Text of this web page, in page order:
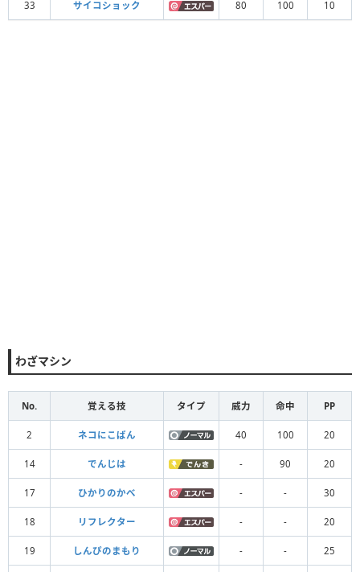
33 サイコショック 80 100 10
わざマシン
No. 覚える技 タイプ 威力 命中 PP
2 ネコにこばん 40 100 20
14 でんじは - 90 20
17 ひかりのかべ - - 30
18 リフレクター - - 20
19 しんぴのまもり - - 25